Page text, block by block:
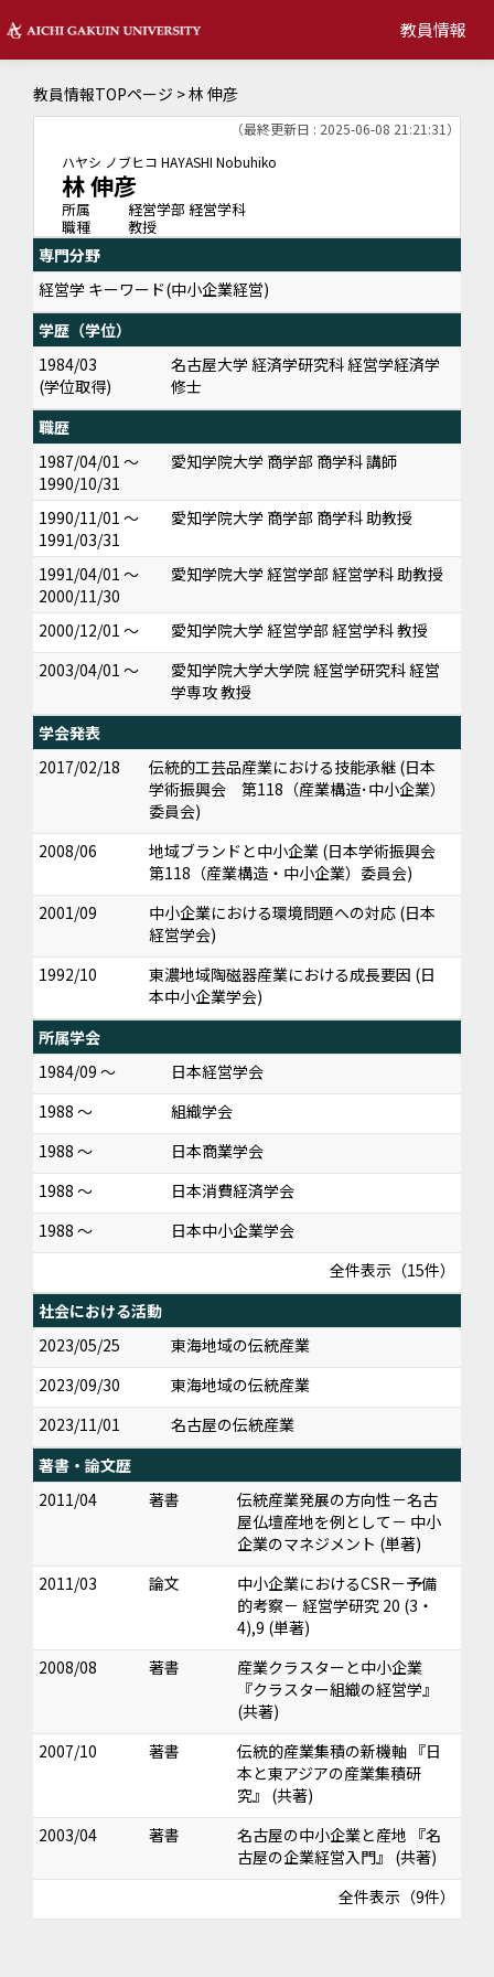
教員情報
教員情報TOPページ > 林 伸彦
（最終更新日 : 2025-06-08 21:21:31）
ハヤシ ノブヒコ HAYASHI Nobuhiko
林 伸彦
所属
経営学部 経営学科
職種
教授
専門分野
経営学 キーワード(中小企業経営)
学歴（学位）
1984/03
(学位取得)
名古屋大学 経済学研究科 経営学経済学
修士
職歴
1987/04/01 ～
1990/10/31
愛知学院大学 商学部 商学科 講師
1990/11/01 ～
1991/03/31
愛知学院大学 商学部 商学科 助教授
1991/04/01 ～
2000/11/30
愛知学院大学 経営学部 経営学科 助教授
2000/12/01 ～
愛知学院大学 経営学部 経営学科 教授
2003/04/01 ～
愛知学院大学大学院 経営学研究科 経営
学専攻 教授
学会発表
2017/02/18
伝統的工芸品産業における技能承継 (日本
学術振興会 第118（産業構造･中小企業）
委員会)
2008/06
地域ブランドと中小企業 (日本学術振興会
第118（産業構造・中小企業）委員会)
2001/09
中小企業における環境問題への対応 (日本
経営学会)
1992/10
東濃地域陶磁器産業における成長要因 (日
本中小企業学会)
所属学会
1984/09 ～
日本経営学会
1988 ～
組織学会
1988 ～
日本商業学会
1988 ～
日本消費経済学会
1988 ～
日本中小企業学会
全件表示（15件）
社会における活動
2023/05/25
東海地域の伝統産業
2023/09/30
東海地域の伝統産業
2023/11/01
名古屋の伝統産業
著書・論文歴
2011/04
著書
伝統産業発展の方向性－名古
屋仏壇産地を例として－ 中小
企業のマネジメント (単著)
2011/03
論文
中小企業におけるCSR－予備
的考察－ 経営学研究 20 (3・
4),9 (単著)
2008/08
著書
産業クラスターと中小企業
『クラスター組織の経営学』
(共著)
2007/10
著書
伝統的産業集積の新機軸 『日
本と東アジアの産業集積研
究』 (共著)
2003/04
著書
名古屋の中小企業と産地 『名
古屋の企業経営入門』 (共著)
全件表示（9件）